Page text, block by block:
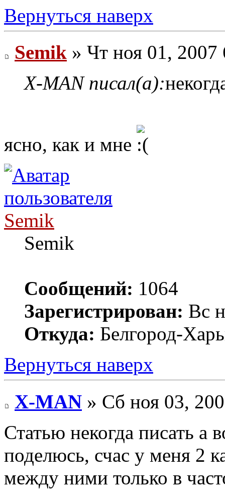
Вернуться наверх
Semik » Чт ноя 01, 2007
X-MAN писал(а):
ясно, как и мне
Semik
Semik
Сообщений: 1064
Зарегистрирован: Вс
Откуда: Белгород-
Вернуться наверх
X-MAN » Сб ноя 03,
Статью некогда писать а
поделюсь, счас у меня 2
между ними только в